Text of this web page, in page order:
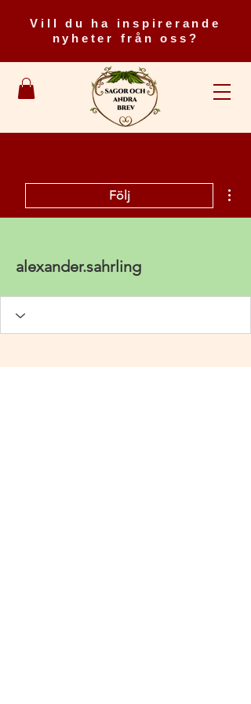
Vill du ha inspirerande
nyheter från oss?
Följ
alexander.sahrling